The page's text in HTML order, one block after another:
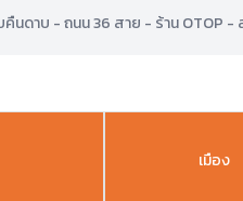
นดาบ - ถนน 36 สาย - ร้าน OTOP -
เมือง